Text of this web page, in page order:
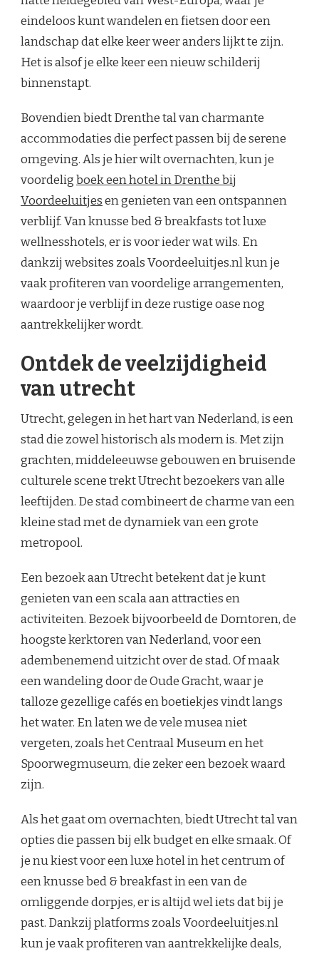
eindeloos kunt wandelen en fietsen door een
landschap dat elke keer weer anders lijkt te zijn.
Het is alsof je elke keer een nieuw schilderij
binnenstapt.
Bovendien biedt Drenthe tal van charmante
accommodaties die perfect passen bij de serene
omgeving. Als je hier wilt overnachten, kun je
voordeligboek een hotel in Drenthe bij
Voordeeluitjesen genieten van een ontspannen
verblijf. Van knusse bed & breakfasts tot luxe
wellnesshotels, er is voor ieder wat wils. En
dankzij websites zoals Voordeeluitjes.nl kun je
vaak profiteren van voordelige arrangementen,
waardoor je verblijf in deze rustige oase nog
aantrekkelijker wordt.
Ontdek de veelzijdigheid
van utrecht
Utrecht, gelegen in het hart van Nederland, is een
stad die zowel historisch als modern is. Met zijn
grachten, middeleeuwse gebouwen en bruisende
culturele scene trekt Utrecht bezoekers van alle
leeftijden. De stad combineert de charme van een
kleine stad met de dynamiek van een grote
metropool.
Een bezoek aan Utrecht betekent dat je kunt
genieten van een scala aan attracties en
activiteiten. Bezoek bijvoorbeeld de Domtoren, de
hoogste kerktoren van Nederland, voor een
adembenemend uitzicht over de stad. Of maak
een wandeling door de Oude Gracht, waar je
talloze gezellige cafés en boetiekjes vindt langs
het water. En laten we de vele musea niet
vergeten, zoals het Centraal Museum en het
Spoorwegmuseum, die zeker een bezoek waard
zijn.
Als het gaat om overnachten, biedt Utrecht tal van
opties die passen bij elk budget en elke smaak. Of
je nu kiest voor een luxe hotel in het centrum of
een knusse bed & breakfast in een van de
omliggende dorpjes, er is altijd wel iets dat bij je
past. Dankzij platforms zoals Voordeeluitjes.nl
kun je vaak profiteren van aantrekkelijke deals,